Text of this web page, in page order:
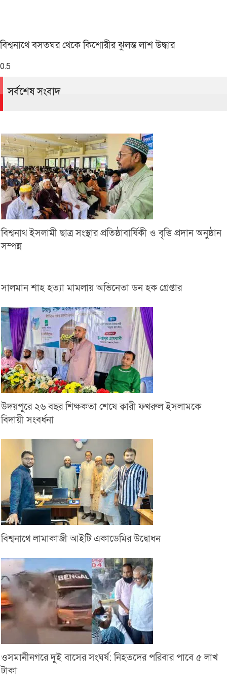
বিশ্বনাথে বসতঘর থেকে কিশোরীর ঝুলন্ত লাশ উদ্ধার
সর্বশেষ সংবাদ
বিশ্বনাথ ইসলামী ছাত্র সংস্থার প্রতিষ্ঠাবার্ষিকী ও বৃত্তি প্রদান অনুষ্ঠান
সম্পন্ন
সালমান শাহ হত্যা মামলায় অভিনেতা ডন হক গ্রেপ্তার
উদয়পুরে ২৬ বছর শিক্ষকতা শেষে ক্বারী ফখরুল ইসলামকে
বিদায়ী সংবর্ধনা
বিশ্বনাথে লামাকাজী আইটি একাডেমির উদ্বোধন
ওসমানীনগরে দুই বাসের সংঘর্ষ: নিহতদের পরিবার পাবে ৫ লাখ
টাকা